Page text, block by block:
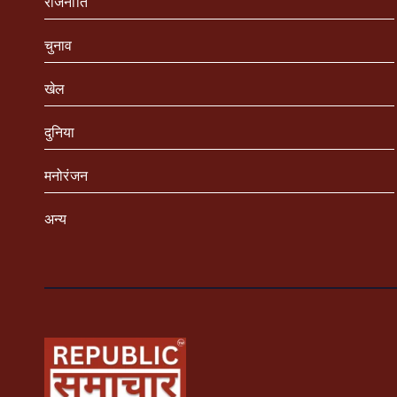
चुनाव
खेल
दुनिया
मनोरंजन
अन्य